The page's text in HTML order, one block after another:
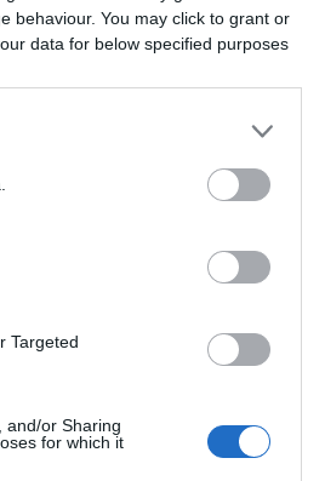
behaviour. You may click to grant or
data for below specified purposes
Targeted
and/or Sharing
for which it